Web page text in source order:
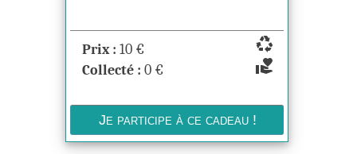
recycling
volunteer_activism
Prix : 10 €
Collecté : 0 €